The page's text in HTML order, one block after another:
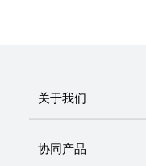
关于我们
协同产品